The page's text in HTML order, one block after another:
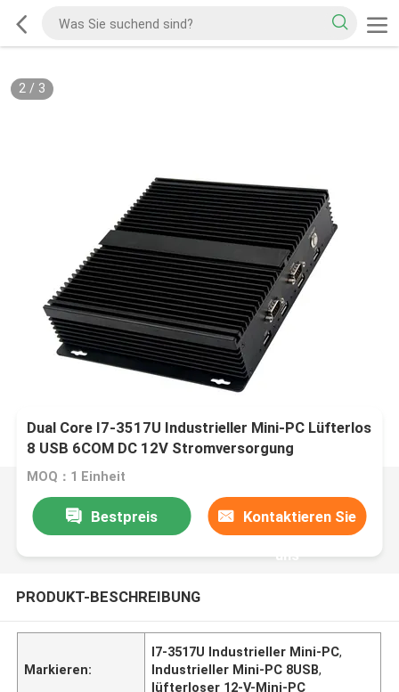
2/ 3
Dual Core I7-3517U Industrieller Mini-PC Lüfterlos
8 USB 6COM DC 12V Stromversorgung
MOQ：1 Einheit
Bestpreis Kontaktieren Sie
uns
PRODUKT-BESCHREIBUNG
Markieren:
I7-3517U Industrieller Mini-PC,
Industrieller Mini-PC 8USB,
lüfterloser 12-V-Mini-PC